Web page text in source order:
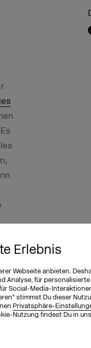
Erlebnis
Webseite anbieten.
Analyse, für personalisierte
Social-Media-
stimmst Du dieser
Privatsphäre-
Nutzung findest Du in